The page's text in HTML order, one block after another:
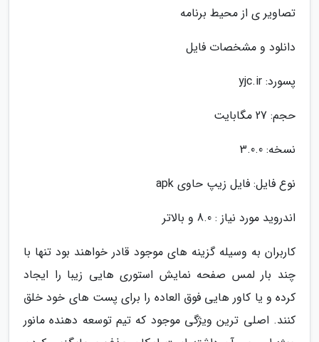
تصاویر ی از محیط برنامه
دانلود و مشخصات فایل
پسورد: yjc.ir
حجم: 27 مگابایت
نسخه: 3.0.0
نوع فایل: فایل زیپ حاوی apk
اندروید مورد نیاز : 8.0 و بالاتر
کاربران به وسیله گزینه های موجود قادر خواهند بود تنها با
چند بار لمس صفحه نمایش استوری هایی زیبا را ایجاد
کرده و یا کاور هایی فوق العاده را برای پست های خود خلق
کنند. اصلی ترین ویژگی موجود که تیم توسعه دهنده مانور